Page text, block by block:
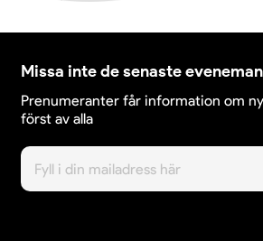
Missa inte de senaste
Prenumeranter får information om
först av alla